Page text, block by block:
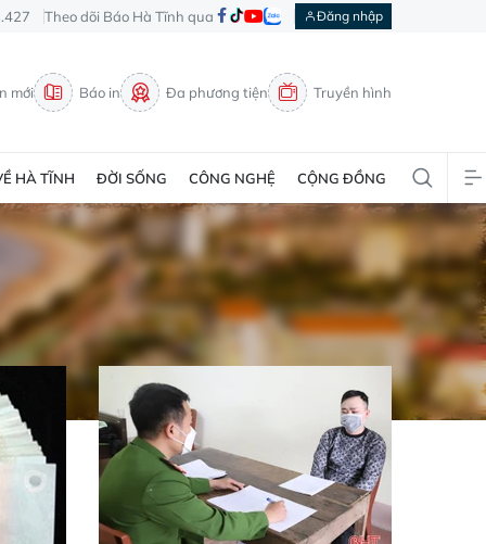
Theo dõi Báo Hà Tĩnh qua Đăng nhập
mới Báo in Đa phương tiện Truyền hình
HÀ TĨNH ĐỜI SỐNG CÔNG NGHỆ CỘNG ĐỒNG